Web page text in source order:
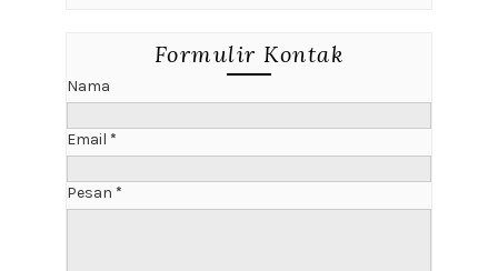
Formulir Kontak
Nama
Email *
Pesan *